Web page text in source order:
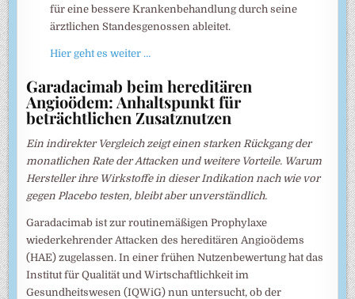
für eine bessere Krankenbehandlung durch seine
ärztlichen Standesgenossen ableitet.
Hier geht es weiter …
Garadacimab beim hereditären
Angioödem: Anhaltspunkt für
beträchtlichen Zusatznutzen
Ein indirekter Vergleich zeigt einen starken Rückgang der
monatlichen Rate der Attacken und weitere Vorteile. Warum
Hersteller ihre Wirkstoffe in dieser Indikation nach wie vor
gegen Placebo testen, bleibt aber unverständlich.
Garadacimab ist zur routinemäßigen Prophylaxe
wiederkehrender Attacken des hereditären Angioödems
(HAE) zugelassen. In einer frühen Nutzenbewertung hat das
Institut für Qualität und Wirtschaftlichkeit im
Gesundheitswesen (IQWiG) nun untersucht, ob der